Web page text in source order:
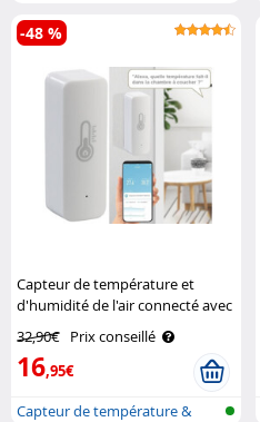
et d’h..
Capteur de température et
d'humidité de l'air connecté avec
commandes vocales Luminea
Home Control
32,90€ Prix conseillé
16,95€
-48 %
Capteur de température &